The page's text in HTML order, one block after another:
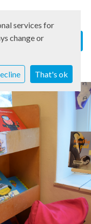
services for
change or
That's ok